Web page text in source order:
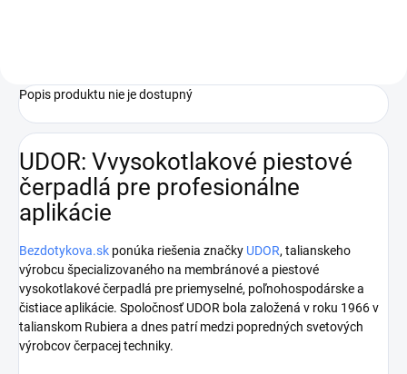
Popis produktu nie je dostupný
UDOR: Vvysokotlakové piestové
čerpadlá pre profesionálne
aplikácie
Bezdotykova.sk ponúka riešenia značky UDOR, talianskeho
výrobcu špecializovaného na membránové a piestové
vysokotlakové čerpadlá pre priemyselné, poľnohospodárske a
čistiace aplikácie. Spoločnosť UDOR bola založená v roku 1966 v
talianskom Rubiera a dnes patrí medzi popredných svetových
výrobcov čerpacej techniky.